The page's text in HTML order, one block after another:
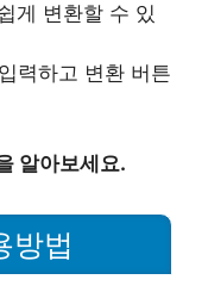
게 변환할 수 있
력하고 변환 버튼
알아보세요.
방법